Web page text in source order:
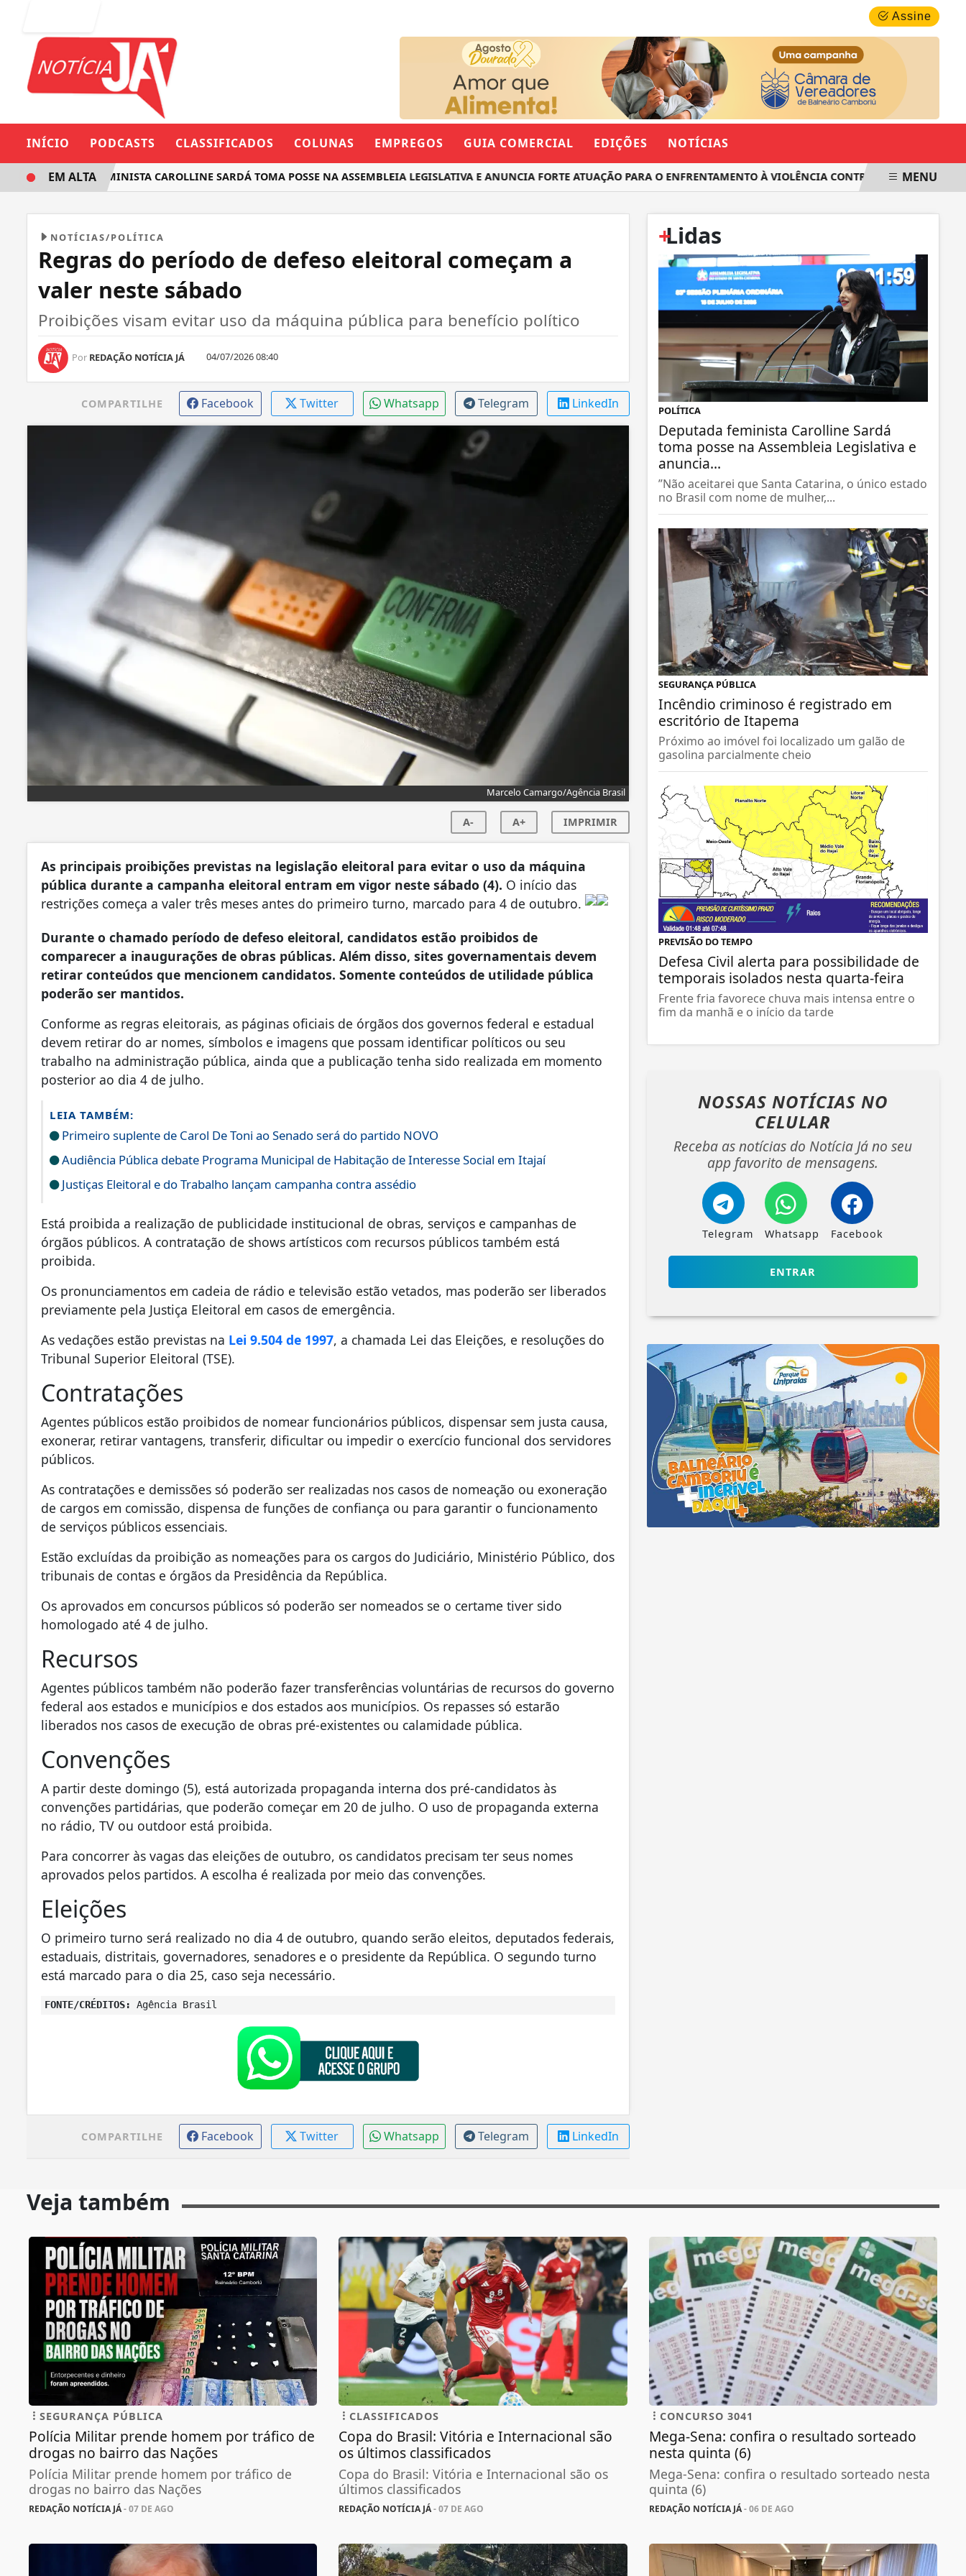
Assine
INÍCIO PODCASTS CLASSIFICADOS COLUNAS EMPREGOS GUIA COMERCIAL EDIÇÕES NOTÍCIAS
DEPUTADA FEMINISTA CAROLLINE SARDÁ TOMA POSSE NA ASSEMBLEIA LEGISLATIVA E ANUNCIA FORTE ATUAÇÃO PARA O ENFRENTAMENTO À VIOLÊNCIA CONTRA AS MULHERES EM
EM ALTA MENU
NOTÍCIAS/POLÍTICA
Regras do período de defeso eleitoral começam a
valer neste sábado
Proibições visam evitar uso da máquina pública para benefício político
Por REDAÇÃO NOTÍCIA JÁ 04/07/2026 08:40
COMPARTILHE Facebook Twitter Whatsapp Telegram LinkedIn
Marcelo Camargo/Agência Brasil
A- A+ IMPRIMIR
As principais proibições previstas na legislação eleitoral para evitar o uso da máquina
pública durante a campanha eleitoral entram em vigor neste sábado (4). O início das
restrições começa a valer três meses antes do primeiro turno, marcado para 4 de outubro.
Durante o chamado período de defeso eleitoral, candidatos estão proibidos de
comparecer a inaugurações de obras públicas. Além disso, sites governamentais devem
retirar conteúdos que mencionem candidatos. Somente conteúdos de utilidade pública
poderão ser mantidos.
Conforme as regras eleitorais, as páginas oficiais de órgãos dos governos federal e estadual
devem retirar do ar nomes, símbolos e imagens que possam identificar políticos ou seu
trabalho na administração pública, ainda que a publicação tenha sido realizada em momento
posterior ao dia 4 de julho.
LEIA TAMBÉM:
Primeiro suplente de Carol De Toni ao Senado será do partido NOVO
Audiência Pública debate Programa Municipal de Habitação de Interesse Social em Itajaí
Justiças Eleitoral e do Trabalho lançam campanha contra assédio
Está proibida a realização de publicidade institucional de obras, serviços e campanhas de
órgãos públicos. A contratação de shows artísticos com recursos públicos também está
proibida.
Os pronunciamentos em cadeia de rádio e televisão estão vetados, mas poderão ser liberados
previamente pela Justiça Eleitoral em casos de emergência.
As vedações estão previstas na Lei 9.504 de 1997, a chamada Lei das Eleições, e resoluções do
Tribunal Superior Eleitoral (TSE).
Contratações
Agentes públicos estão proibidos de nomear funcionários públicos, dispensar sem justa causa,
exonerar, retirar vantagens, transferir, dificultar ou impedir o exercício funcional dos servidores
públicos.
As contratações e demissões só poderão ser realizadas nos casos de nomeação ou exoneração
de cargos em comissão, dispensa de funções de confiança ou para garantir o funcionamento
de serviços públicos essenciais.
Estão excluídas da proibição as nomeações para os cargos do Judiciário, Ministério Público, dos
tribunais de contas e órgãos da Presidência da República.
Os aprovados em concursos públicos só poderão ser nomeados se o certame tiver sido
homologado até 4 de julho.
Recursos
Agentes públicos também não poderão fazer transferências voluntárias de recursos do governo
federal aos estados e municípios e dos estados aos municípios. Os repasses só estarão
liberados nos casos de execução de obras pré-existentes ou calamidade pública.
Convenções
A partir deste domingo (5), está autorizada propaganda interna dos pré-candidatos às
convenções partidárias, que poderão começar em 20 de julho. O uso de propaganda externa
no rádio, TV ou outdoor está proibida.
Para concorrer às vagas das eleições de outubro, os candidatos precisam ter seus nomes
aprovados pelos partidos. A escolha é realizada por meio das convenções.
Eleições
O primeiro turno será realizado no dia 4 de outubro, quando serão eleitos, deputados federais,
estaduais, distritais, governadores, senadores e o presidente da República. O segundo turno
está marcado para o dia 25, caso seja necessário.
FONTE/CRÉDITOS: Agência Brasil
COMPARTILHE Facebook Twitter Whatsapp Telegram LinkedIn
+
Lidas
POLÍTICA
Deputada feminista Carolline Sardá
toma posse na Assembleia Legislativa e
anuncia...
”Não aceitarei que Santa Catarina, o único estado
no Brasil com nome de mulher,...
SEGURANÇA PÚBLICA
Incêndio criminoso é registrado em
escritório de Itapema
Próximo ao imóvel foi localizado um galão de
gasolina parcialmente cheio
PREVISÃO DO TEMPO
Defesa Civil alerta para possibilidade de
temporais isolados nesta quarta-feira
Frente fria favorece chuva mais intensa entre o
fim da manhã e o início da tarde
NOSSAS NOTÍCIAS NO
CELULAR
Receba as notícias do Notícia Já no seu
app favorito de mensagens.
Telegram Whatsapp Facebook
ENTRAR
Veja também
SEGURANÇA PÚBLICA
Polícia Militar prende homem por tráfico de
drogas no bairro das Nações
Polícia Militar prende homem por tráfico de
drogas no bairro das Nações
REDAÇÃO NOTÍCIA JÁ- 07 DE AGO
CLASSIFICADOS
Copa do Brasil: Vitória e Internacional são
os últimos classificados
Copa do Brasil: Vitória e Internacional são os
últimos classificados
REDAÇÃO NOTÍCIA JÁ- 07 DE AGO
CONCURSO 3041
Mega-Sena: confira o resultado sorteado
nesta quinta (6)
Mega-Sena: confira o resultado sorteado nesta
quinta (6)
REDAÇÃO NOTÍCIA JÁ- 06 DE AGO